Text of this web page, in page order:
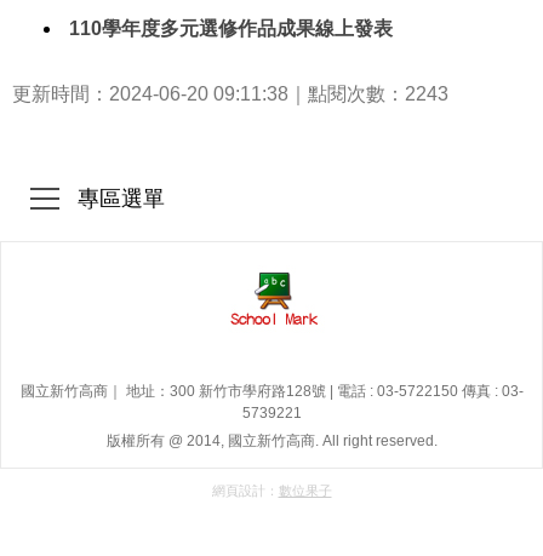
110學年度多元選修作品成果線上發表
更新時間：2024-06-20 09:11:38｜點閱次數：2243
專區選單
國立新竹高商｜ 地址：300 新竹市學府路128號 | 電話 : 03-5722150 傳真 : 03-
5739221
版權所有 @ 2014, 國立新竹高商. All right reserved.
網頁設計： 數位果子